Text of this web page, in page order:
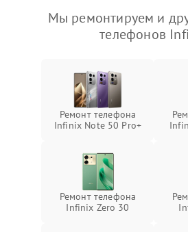
Мы ремонтируем и
телефонов
Ремонт телефона
Infinix Note 50 Pro+
Ремонт телефона
Infinix Zero 30